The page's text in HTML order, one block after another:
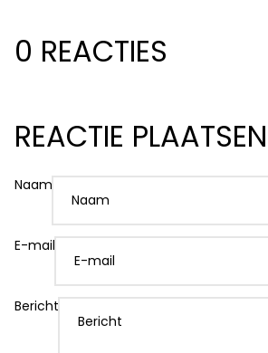
0 REACTIES
REACTIE PLAATSEN
Naam
E-mail
Bericht